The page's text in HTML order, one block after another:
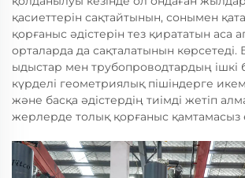
қасиеттерін сақтайтынын, сонымен
қорғаныс әдістерін тез қирататын аса
орталарда да сақталатынын көрсетеді.
ыдыстар мен трубопроводтардың ішкі
күрделі геометриялық пішіндерге
және басқа әдістердің тиімді жетіп
жерлерде толық қорғаныс қамтамасыз